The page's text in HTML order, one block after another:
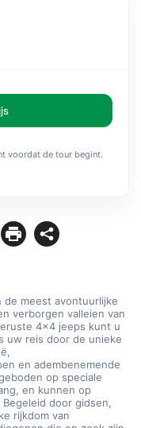
de meest avontuurlijke
verborgen valleien van
4x4 jeeps kunt u
uw reis door de unieke
en adembenemende
op speciale
en kunnen op
door gidsen,
rijkdom van
voordat de tour begint.